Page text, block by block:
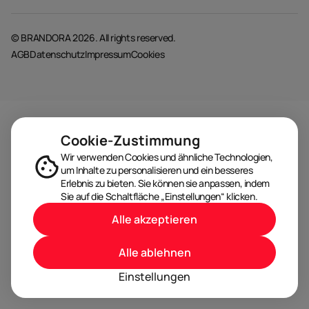
© BRANDORA 2026. All rights reserved.
AGBDatenschutzImpressumCookies
Cookie-Zustimmung
Wir verwenden Cookies und ähnliche Technologien,
um Inhalte zu personalisieren und ein besseres
Erlebnis zu bieten. Sie können sie anpassen, indem
Sie auf die Schaltfläche „Einstellungen“ klicken.
Einstellungen
Alle ablehnen
Alle akzeptieren